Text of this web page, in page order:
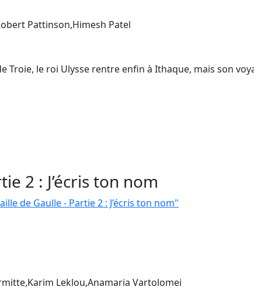
Pattinson,Himesh Patel
Troie, le roi Ulysse rentre enfin à Ithaque, mais son
2 : J’écris ton nom
de Gaulle - Partie 2 : J’écris ton nom"
Leklou,Anamaria Vartolomei